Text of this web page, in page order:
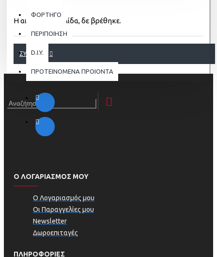
ΦΟΡΤΗΓΟ
ΠΕΡΙΠΟΙΗΣΗ
D.I.Y.
ΠΡΟΤΕΙΝΟΜΕΝΑ ΠΡΟΙΟΝΤΑ
Η αιτούμενη σελίδα, δε βρέθηκε.
ΣΥΝΈΧΕΙΑ
Ο ΛΟΓΑΡΙΑΣΜΟΣ ΜΟΥ
Ο Λογαριασμός μου
Οι Παραγγελίες μου
Newsletter
Δωροεπιταγές
ΠΛΗΡΟΦΟΡΊΕΣ